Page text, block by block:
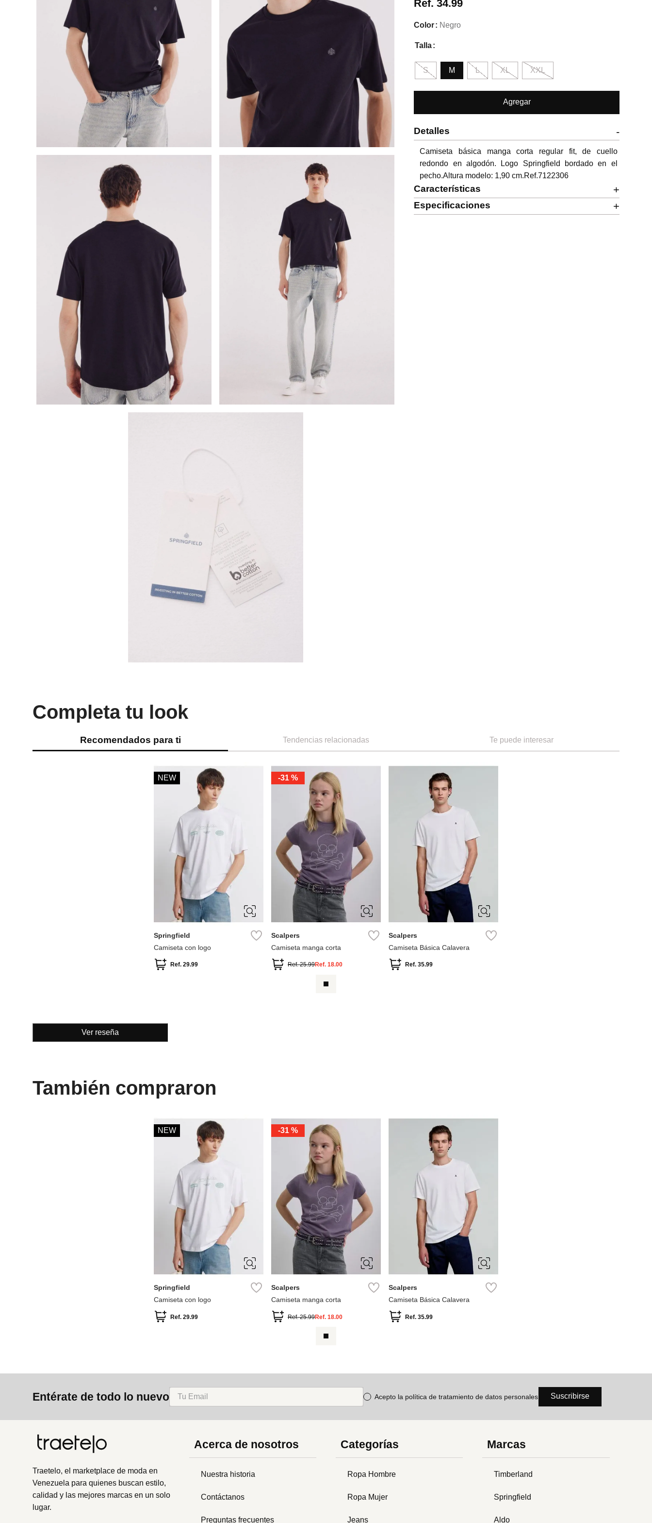
Ref.34.99
Color Negro
Talla
L
M
S XL XXL
Agregar
Detalles -
Camiseta básica manga corta regular fit, de cuello
redondo en algodón. Logo Springfield bordado en el
pecho.Altura modelo: 1,90 cm.Ref.7122306
Características +
Especificaciones +
Completa tu look
Recomendados para ti Tendencias relacionadas Te puede interesar
NEW
L
M
XL
XXL
Springfield
Camiseta con logo
Ref.29.99
-31 %
12 14
16
6 8
Scalpers
Camiseta manga corta
Ref.25.99Ref. 18.00
M
S
XXL
Scalpers
Camiseta Básica Calavera
Ref. 35.99
Ver reseña
También compraron
NEW
L
M
XL
XXL
Springfield
Camiseta con logo
Ref.29.99
-31 %
12 14
16
6 8
Scalpers
Camiseta manga corta
Ref.25.99Ref. 18.00
M
S
XXL
Scalpers
Camiseta Básica Calavera
Ref. 35.99
Entérate de todo lo nuevo Acepto la política de tratamiento de datos personales Suscribirse
Traetelo, el marketplace de moda en
Venezuela para quienes buscan estilo,
calidad y las mejores marcas en un solo
lugar.
Acerca de nosotros
Nuestra historia
Contáctanos
Preguntas frecuentes
Categorías
Ropa Hombre
Ropa Mujer
Jeans
Marcas
Timberland
Springfield
Aldo
mng
bolso
bimba lola